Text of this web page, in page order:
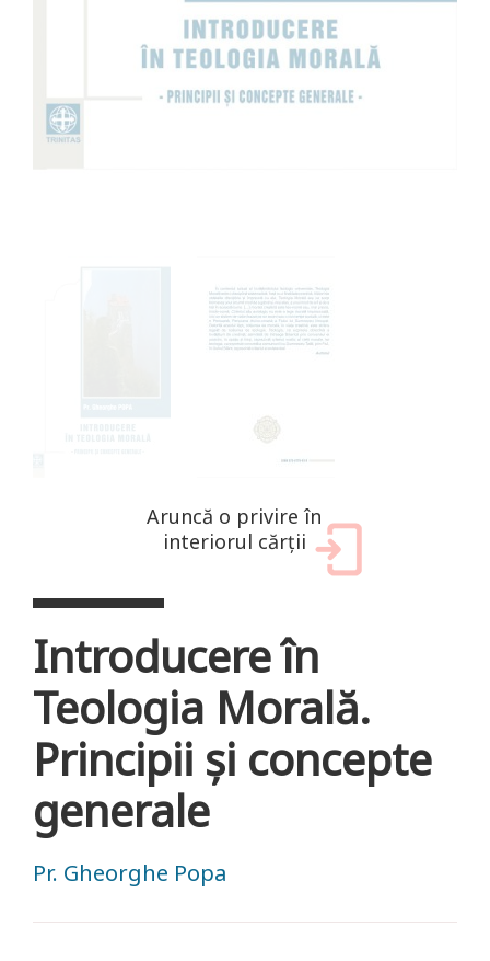
Aruncă o privire în
interiorul cărții
Introducere în
Teologia Morală.
Principii și concepte
generale
Pr. Gheorghe Popa